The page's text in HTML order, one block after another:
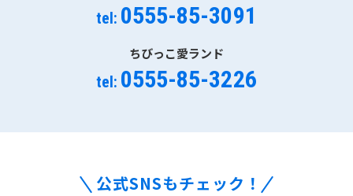
tel: 0555-85-3091
ちびっこ愛ランド
tel: 0555-85-3226
公式SNSもチェック！